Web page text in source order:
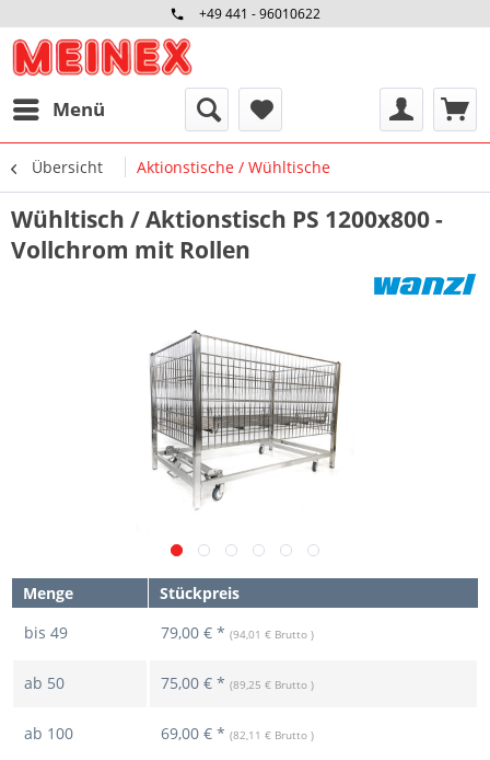
+49 441 - 96010622
Menü
Übersicht Aktionstische / Wühltische
Wühltisch / Aktionstisch PS 1200x800 -
Vollchrom mit Rollen
Menge
Stückpreis
bis 49 79,00 € * (94,01 € Brutto )
ab 50 75,00 € * (89,25 € Brutto )
ab 100 69,00 € * (82,11 € Brutto )